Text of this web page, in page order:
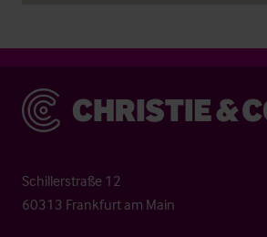
Christie & Co
Schillerstraße 12
60313 Frankfurt am Main